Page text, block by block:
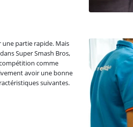
partie rapide. Mais
Super Smash Bros,
comme
avoir une bonne
suivantes.